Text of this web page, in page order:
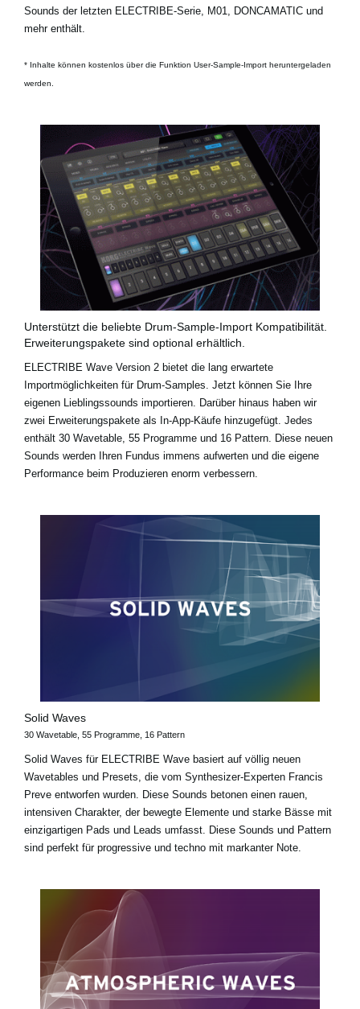
Sounds der letzten ELECTRIBE-Serie, M01, DONCAMATIC und
mehr enthält.
* Inhalte können kostenlos über die Funktion User-Sample-Import heruntergeladen
werden.
Unterstützt die beliebte Drum-Sample-Import Kompatibilität.
Erweiterungspakete sind optional erhältlich.
ELECTRIBE Wave Version 2 bietet die lang erwartete
Importmöglichkeiten für Drum-Samples. Jetzt können Sie Ihre
eigenen Lieblingssounds importieren. Darüber hinaus haben wir
zwei Erweiterungspakete als In-App-Käufe hinzugefügt. Jedes
enthält 30 Wavetable, 55 Programme und 16 Pattern. Diese neuen
Sounds werden Ihren Fundus immens aufwerten und die eigene
Performance beim Produzieren enorm verbessern.
Solid Waves
30 Wavetable, 55 Programme, 16 Pattern
Solid Waves für ELECTRIBE Wave basiert auf völlig neuen
Wavetables und Presets, die vom Synthesizer-Experten Francis
Preve entworfen wurden. Diese Sounds betonen einen rauen,
intensiven Charakter, der bewegte Elemente und starke Bässe mit
einzigartigen Pads und Leads umfasst. Diese Sounds und Pattern
sind perfekt für progressive und techno mit markanter Note.